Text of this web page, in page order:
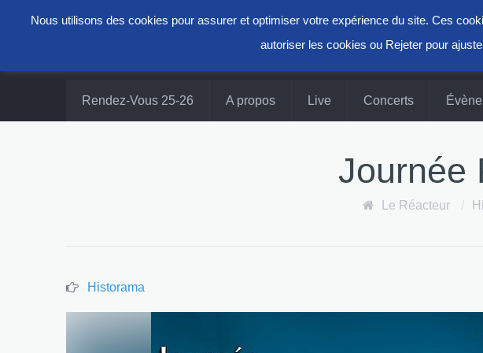
Rendez-Vous 25-26 A propos Live Concerts
Journée
Le Réacteur /
Historama
Nous utilisons des cookies pour assurer et optimiser votre expérience du site. Ces
autoriser les cookies ou Rejeter pour